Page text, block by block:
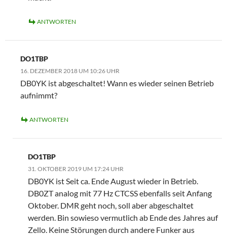
ANTWORTEN
DO1TBP
16. DEZEMBER 2018 UM 10:26 UHR
DB0YK ist abgeschaltet! Wann es wieder seinen Betrieb
aufnimmt?
ANTWORTEN
DO1TBP
31. OKTOBER 2019 UM 17:24 UHR
DB0YK ist Seit ca. Ende August wieder in Betrieb.
DB0ZT analog mit 77 Hz CTCSS ebenfalls seit Anfang
Oktober. DMR geht noch, soll aber abgeschaltet
werden. Bin sowieso vermutlich ab Ende des Jahres auf
Zello. Keine Störungen durch andere Funker aus